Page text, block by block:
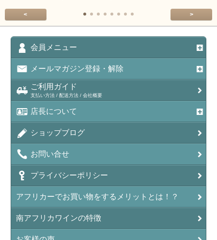
< >
会員メニュー
メールマガジン登録・解除
ご利用ガイド
支払い方法 / 配送方法 / 会社概要
店長について
ショップブログ
お問い合せ
プライバシーポリシー
アフリカーでお買い物をするメリットとは！？
南アフリカワインの特徴